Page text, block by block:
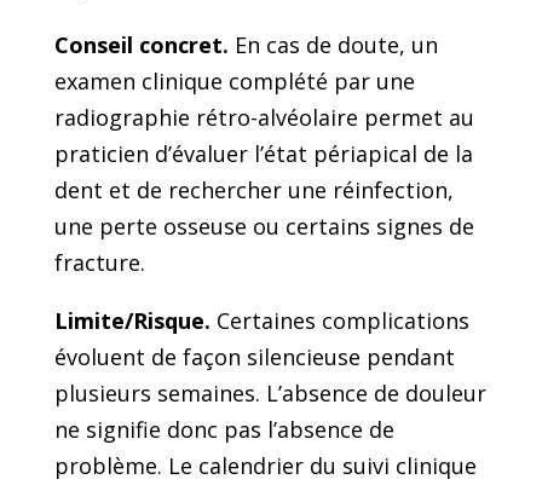
Conseil concret. En cas de doute, un
examen clinique complété par une
radiographie rétro-alvéolaire permet au
praticien d’évaluer l’état périapical de la
dent et de rechercher une réinfection,
une perte osseuse ou certains signes de
fracture.
Limite/Risque. Certaines complications
évoluent de façon silencieuse pendant
plusieurs semaines. L’absence de douleur
ne signifie donc pas l’absence de
problème. Le calendrier du suivi clinique